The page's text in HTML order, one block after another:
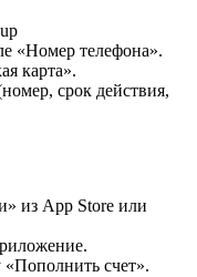
«Номер телефона».
карта».
срок действия,
из App Store или
счет».